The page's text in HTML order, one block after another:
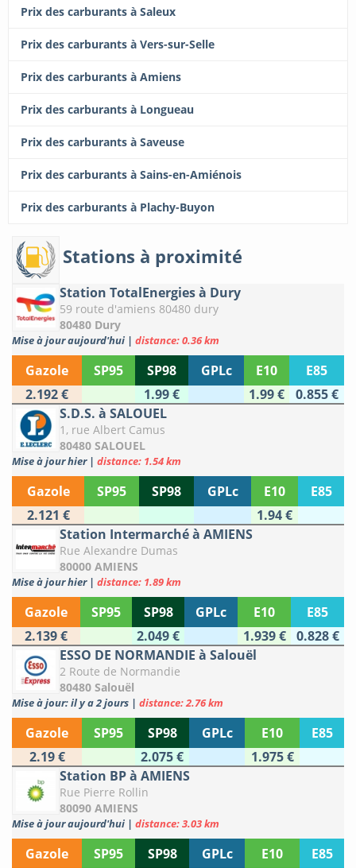
Prix des carburants à Saleux
Prix des carburants à Vers-sur-Selle
Prix des carburants à Amiens
Prix des carburants à Longueau
Prix des carburants à Saveuse
Prix des carburants à Sains-en-Amiénois
Prix des carburants à Plachy-Buyon
Stations à proximité
Station TotalEnergies à Dury
59 route d'amiens 80480 dury
80480 Dury
Mise à jour aujourd'hui | distance: 0.36 km
Gazole SP95 SP98 GPLc E10
E85
2.192 €
1.99 € 1.99 €
0.855 €
S.D.S. à SALOUEL
1, rue Albert Camus
80480 SALOUEL
Mise à jour hier | distance: 1.54 km
Gazole SP95 SP98 GPLc E10
E85
2.121 €
1.94 €
Station Intermarché à AMIENS
Rue Alexandre Dumas
80000 AMIENS
Mise à jour hier | distance: 1.89 km
Gazole SP95 SP98 GPLc E10
E85
2.139 €
2.049 € 1.939 €
0.828 €
ESSO DE NORMANDIE à Salouël
2 Route de Normandie
80480 Salouël
Mise à jour: il y a 2 jours | distance: 2.76 km
Gazole SP95 SP98 GPLc E10
E85
2.19 €
2.075 €
1.975 €
Station BP à AMIENS
Rue Pierre Rollin
80090 AMIENS
Mise à jour aujourd'hui | distance: 3.03 km
Gazole SP95 SP98 GPLc E10
E85